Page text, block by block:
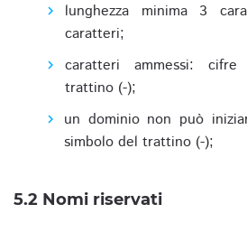
lunghezza minima 3
caratteri;
caratteri ammessi:
trattino (-);
un dominio non può
simbolo del trattino (-);
5.2 Nomi riservati